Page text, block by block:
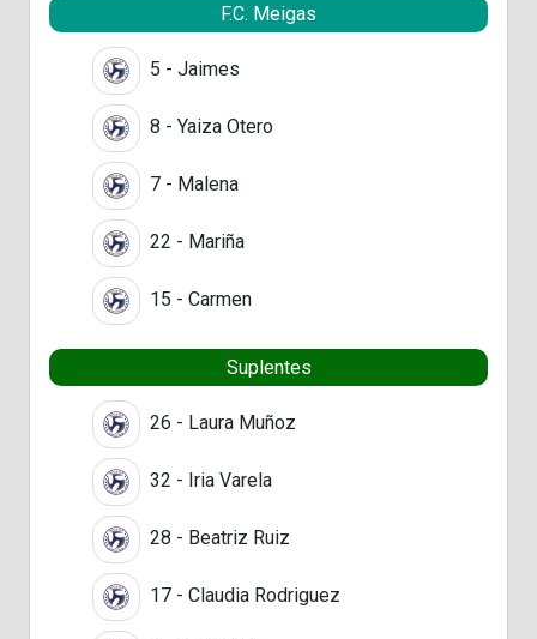
F.C. Meigas
5 - Jaimes
8 - Yaiza Otero
7 - Malena
22 - Mariña
15 - Carmen
Suplentes
26 - Laura Muñoz
32 - Iria Varela
28 - Beatriz Ruiz
17 - Claudia Rodriguez